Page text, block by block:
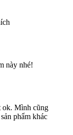
này nhé!
ok. Mình cũng
phẩm khác